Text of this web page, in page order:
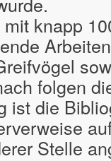
knapp
folgen
ist die
Stelle